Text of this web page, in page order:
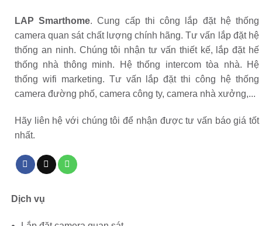
LAP Smarthome. Cung cấp thi công lắp đặt hệ thống
camera quan sát chất lượng chính hãng. Tư vấn lắp đặt hệ
thống an ninh. Chúng tôi nhận tư vấn thiết kế, lắp đặt hế
thống nhà thông minh. Hệ thống intercom tòa nhà. Hệ
thống wifi marketing. Tư vấn lắp đặt thi công hệ thống
camera đường phố, camera công ty, camera nhà xưởng,...
Hãy liên hệ với chúng tôi để nhận được tư vấn báo giá tốt
nhất.
Dịch vụ